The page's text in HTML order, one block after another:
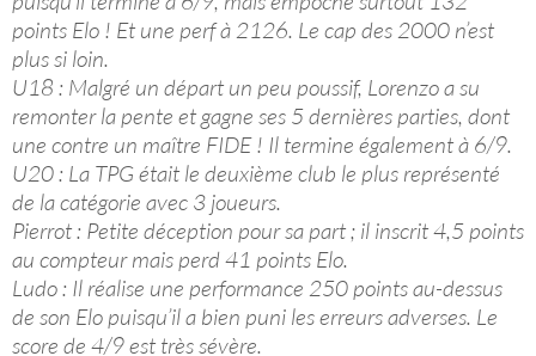
points Elo ! Et une perf à 2126. Le cap des 2000 n’est
plus si loin.
​U18 : Malgré un départ un peu poussif, Lorenzo a su
remonter la pente et gagne ses 5 dernières parties, dont
une contre un maître FIDE ! Il termine également à 6/9.
​U20 : La TPG était le deuxième club le plus représenté
de la catégorie avec 3 joueurs.
Pierrot : Petite déception pour sa part ; il inscrit 4,5 points
au compteur mais perd 41 points Elo.
​Ludo : Il réalise une performance 250 points au-dessus
de son Elo puisqu’il a bien puni les erreurs adverses. Le
score de 4/9 est très sévère.